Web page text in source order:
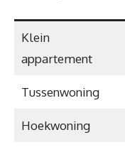
Klein
appartement
Tussenwoning
Hoekwoning